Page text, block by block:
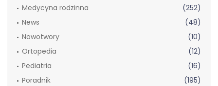
Medycyna rodzinna
(252)
News
(48)
Nowotwory
(10)
Ortopedia
(12)
Pediatria
(16)
Poradnik
(195)